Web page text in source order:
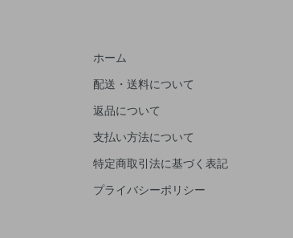
ホーム
配送・送料について
返品について
支払い方法について
特定商取引法に基づく表記
プライバシーポリシー